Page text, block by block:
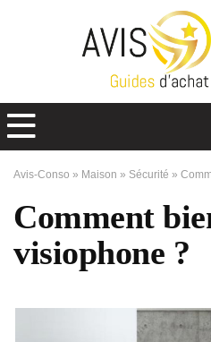
Avis-Conso » Maison » Sécurité »
Comment
visiophone ?